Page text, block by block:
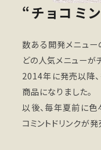
“チョコミ
数ある開発メニュー
どの人気メニューが
2014年に発売以降
商品になりました。
以後、毎年夏前に色
コミントドリンクが